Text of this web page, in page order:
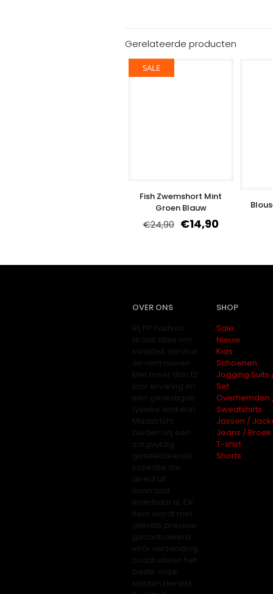
Gerelateerde producten
SALE
Fish Zwemshort Mint
Groen Blauw
€24,90 €14,90
OVER ONS
Bij PP Fashion
draait alles om
kwaliteit, service
en vertrouwen.
Met meer dan 12
jaar ervaring en
een gevestigde
fysieke winkel in
Maastricht
bieden wij een
zorgvuldig
geselecteerde
collectie die
direct uit
voorraad
leverbaar is. Elk
item wordt met
uiterste precisie
gecontroleerd
vóór verzending,
zodat alleen het
beste onze
klanten bereikt.
SHOP
Sale
Nieuw
Kids
Schoenen
Jogging Suits
Set
Overhemden
Sweatshirts
Jassen /
Jeans / Broek
T-shirt
Shorts